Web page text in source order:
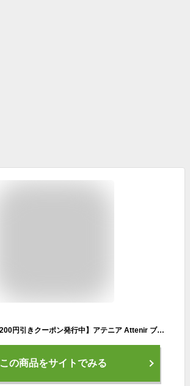
★ポイント5倍★【200円引きクーポン発行中】アテニア Attenir ブライトインセプション 30ml スキンケア 薬用 美白 美容液 エイジングケア 顔 乾燥肌 保湿美容液 保湿 乾燥 顔 美白化粧品 30代 40代 50代 60代 美容 うるおい ビタミンc
この商品をサイトでみる